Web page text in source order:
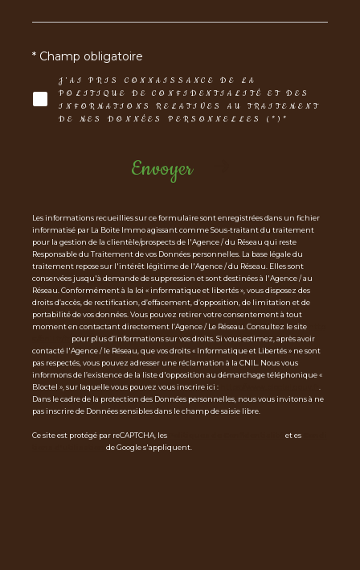
J'AI PRIS CONNAISSANCE DE LA
POLITIQUE DE CONFIDENTIALITÉ ET DES
INFORMATIONS RELATIVES AU TRAITEMENT
DE MES DONNÉES PERSONNELLES (*)*
* Champ obligatoire
Envoyer
Les informations recueillies sur ce formulaire sont enregistrées dans un fichier
informatisé par La Boite Immo agissant comme Sous-traitant du traitement
pour la gestion de la clientèle/prospects de l'Agence / du Réseau qui reste
Responsable du Traitement de vos Données personnelles. La base légale du
traitement repose sur l'intérêt légitime de l'Agence / du Réseau. Elles sont
conservées jusqu'à demande de suppression et sont destinées à l'Agence / au
Réseau. Conformément à la loi « informatique et libertés », vous disposez des
droits d’accès, de rectification, d’effacement, d’opposition, de limitation et de
portabilité de vos données. Vous pouvez retirer votre consentement à tout
moment en contactant directement l’Agence / Le Réseau. Consultez le site
pour plus d’informations sur vos droits. Si vous estimez, après avoir
contacté l'Agence / le Réseau, que vos droits « Informatique et Libertés » ne sont
pas respectés, vous pouvez adresser une réclamation à la CNIL. Nous vous
informons de l’existence de la liste d'opposition au démarchage téléphonique «
Bloctel », sur laquelle vous pouvez vous inscrire ici :
Dans le cadre de la protection des Données personnelles, nous vous invitons à ne
pas inscrire de Données sensibles dans le champ de saisie libre.
Ce site est protégé par reCAPTCHA, les et es
de Google s'appliquent.